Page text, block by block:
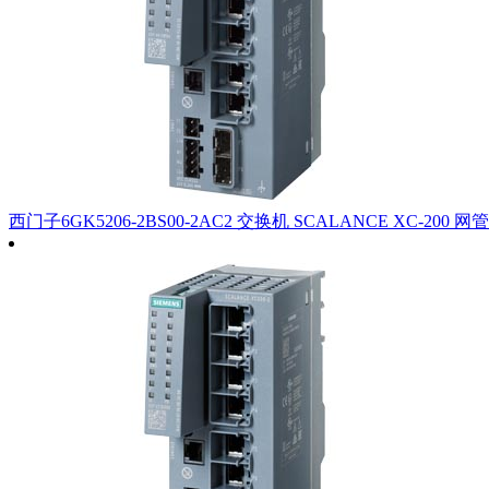
西门子6GK5206-2BS00-2AC2 交换机 SCALANCE XC-200 网